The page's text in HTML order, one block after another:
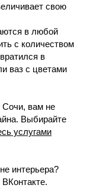
свою
в любой
с количеством
в
ваз с цветами
Сочи, вам не
Выбирайте
услугами
интерьера?